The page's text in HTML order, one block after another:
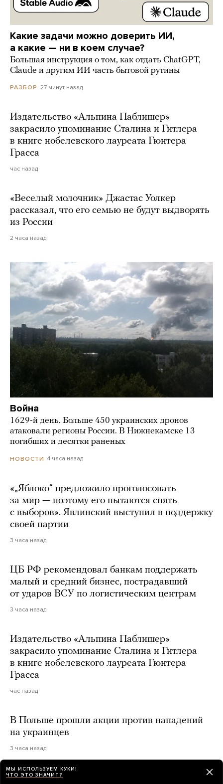
Какие задачи можно доверить ИИ,
а какие — ни в коем случае?
Большая инструкция о том, как отдать ChatGPT,
Claude и другим ИИ часть бытовой рутины
РАЗБОР 27 минут назад
Издательство «Альпина Паблишер»
закрасило упоминание Сталина и Гитлера
в книге нобелевского лауреата Гюнтера
Грасса
час назад
«Веселый молочник» Джастас Уолкер
рассказал, что его семью не будут выдворять
из России
2 часа назад
Война
1629-й день. Больше 450 украинских дронов
атаковали регионы России. В Нижнекамске 13
погибших и десятки раненых
НОВОСТИ 4 часа назад
«„Яблоко“ предложило проголосовать
за мир — поэтому его пытаются снять
с выборов». Явлинский выступил в поддержку
своей партии
3 часа назад
ЦБ РФ рекомендовал банкам поддержать
малый и средний бизнес, пострадавший
от ударов ВСУ по логистическим центрам
3 часа назад
Издательство «Альпина Паблишер»
закрасило упоминание Сталина и Гитлера
в книге нобелевского лауреата Гюнтера
Грасса
час назад
В Польше прошли акции против нападений
на украинцев
3 часа назад
МЫ ИСПОЛЬЗУЕМ КУКИ!
ЧТО ЭТО ЗНАЧИТ?